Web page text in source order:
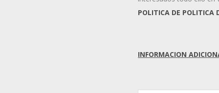
POLITICA DE POLITICA
INFORMACION